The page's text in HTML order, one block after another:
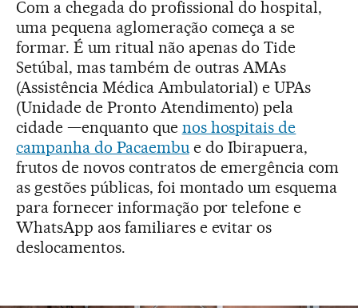
Com a chegada do profissional do hospital,
uma pequena aglomeração começa a se
formar. É um ritual não apenas do Tide
Setúbal, mas também de outras AMAs
(Assistência Médica Ambulatorial) e UPAs
(Unidade de Pronto Atendimento) pela
cidade —enquanto que nos hospitais de
campanha do Pacaembue do Ibirapuera,
frutos de novos contratos de emergência com
as gestões públicas, foi montado um esquema
para fornecer informação por telefone e
WhatsApp aos familiares e evitar os
deslocamentos.